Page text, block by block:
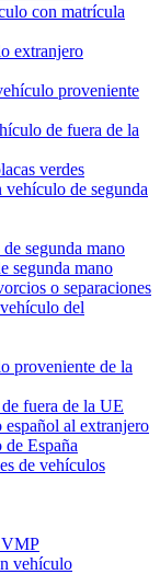
con matrícula
extranjero
proveniente
de fuera de la
verdes
vehículo de segunda
segunda mano
segunda mano
o separaciones
del
proveniente de la
fuera de la UE
al extranjero
España
de vehículos
VMP
vehículo